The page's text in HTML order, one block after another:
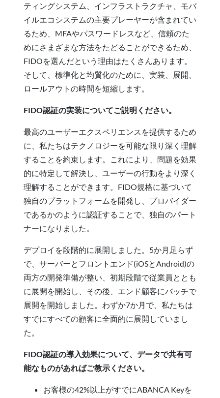
ティングシステム、インフラストラクチャ、モバ
イルエコシステムの主要プレーヤーが含まれてい
るため、MFAやパスワードレスなど、信頼のた
めにさまざまな方法をたどることができるため、
FIDOを選んだという理由はたくさんあります。
そして、標準化と均質化のために、実装、展開、
ロールアウトの時間を短縮します。
FIDO認証の実装についてご説明ください。
最高のユーザーエクスペリエンスを提供するため
に、私たちはテクノロジーを可能な限り深く理解
することを約束します。これにより、問題を効果
的に特定して解決し、ユーザーの行動をより深く
理解することができます。FIDO規格に基づいて
独自のプラットフォームを開発し、プロバイダー
であるかのように認証することで、独自のパート
ナーになりました。
デプロイを段階的に展開しました。5か月足らず
で、サーバーとフロントエンド(iOSとAndroid)の
両方の開発準備が整い、初期段階で従業員ととも
に展開を開始し、その後、エンド顧客にバッチで
展開を開始しました。わずか7か月で、私たちは
すでにすべての顧客に全面的に展開していまし
た。
FIDO認証の導入効果について、データで共有可
能なものがあればご教示ください。
お客様の42%以上がすでにABANCA Keyを